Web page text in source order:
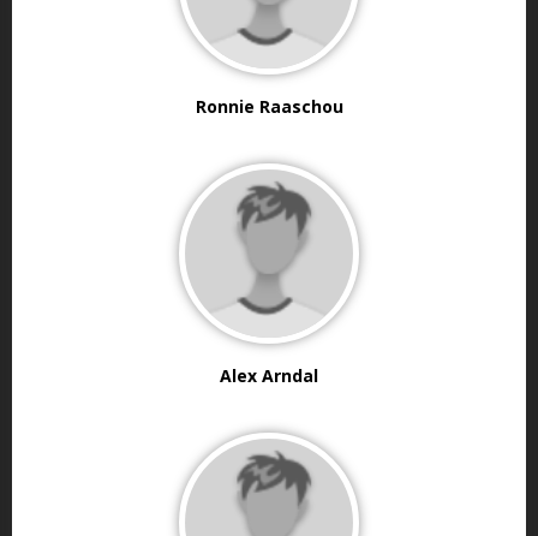
Ronnie Raaschou
Alex Arndal